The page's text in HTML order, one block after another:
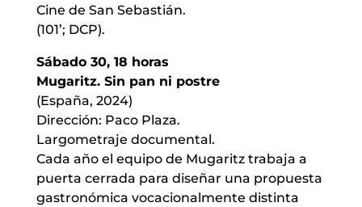
Cine de San Sebastián.
(101’; DCP).
Sábado 30, 18 horas
Mugaritz. Sin pan ni postre
(España, 2024)
Dirección: Paco Plaza.
Largometraje documental.
Cada año el equipo de Mugaritz trabaja a
puerta cerrada para diseñar una propuesta
gastronómica vocacionalmente distinta